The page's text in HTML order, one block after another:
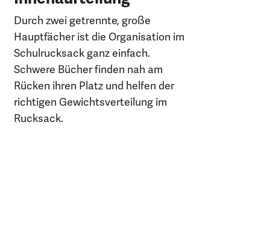
Durch zwei getrennte, große
Hauptfächer ist die Organisation im
Schulrucksack ganz einfach.
Schwere Bücher finden nah am
Rücken ihren Platz und helfen der
richtigen Gewichtsverteilung im
Rucksack.